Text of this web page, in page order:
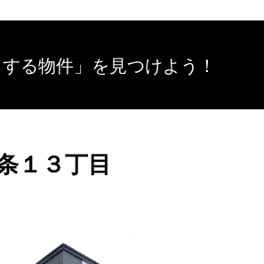
する物件」を 見つけよう！
１３丁目